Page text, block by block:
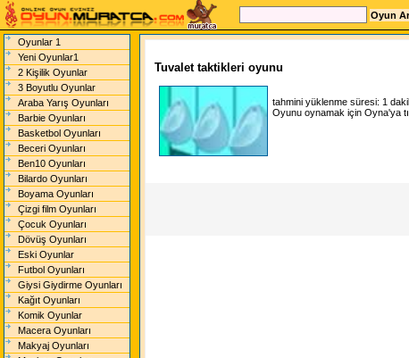
Oyunlar 1
Yeni Oyunlar1
2 Kişilik Oyunlar
3 Boyutlu Oyunlar
Araba Yarış Oyunları
Barbie Oyunları
Basketbol Oyunları
Beceri Oyunları
Ben10 Oyunları
Bilardo Oyunları
Boyama Oyunları
Çizgi film Oyunları
Çocuk Oyunları
Dövüş Oyunları
Eski Oyunlar
Futbol Oyunları
Giysi Giydirme Oyunları
Kağıt Oyunları
Komik Oyunlar
Macera Oyunları
Makyaj Oyunları
Tuvalet taktikleri oyunu
tahmini yüklenme süresi: 1
Oyunu oynamak için Oyna'ya